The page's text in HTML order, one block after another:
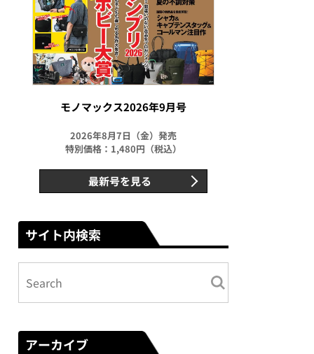
モノマックス2026年9月号
2026年8月7日（金）発売
特別価格：1,480円（税込）
最新号を見る
サイト内検索
アーカイブ